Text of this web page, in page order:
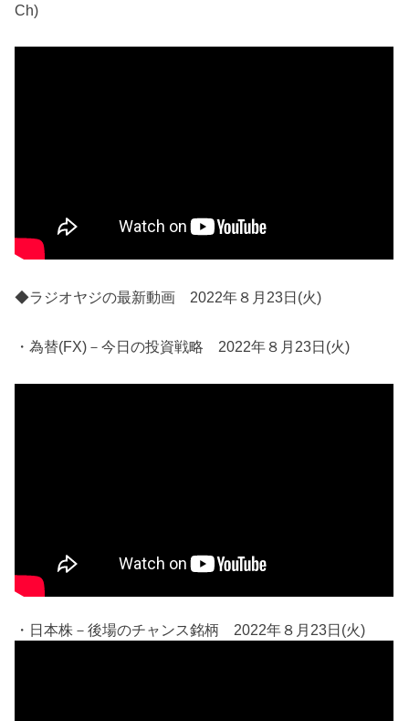
Ch)
◆ラジオヤジの最新動画 2022年８月23日(火)
・為替(FX)－今日の投資戦略 2022年８月23日(火)
・日本株－後場のチャンス銘柄 2022年８月23日(火)